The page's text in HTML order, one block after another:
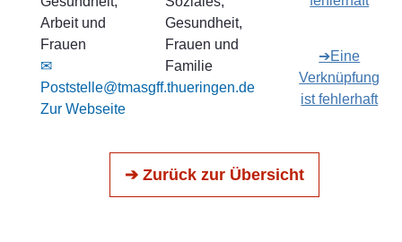
Arbeit und
Frauen
✉
Poststelle@tmasgff.thueringen.de
Zur Webseite
Gesundheit,
Frauen und
Familie
➔Eine
Verknüpfung
ist fehlerhaft
➔ Zurück zur Übersicht